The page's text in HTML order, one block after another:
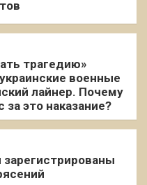
трагедию»
военные
лайнер. Почему
за это наказание?
зарегистрированы